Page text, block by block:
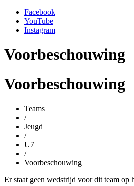
Facebook
YouTube
Instagram
Voorbeschouwing
Voorbeschouwing
Teams
/
Jeugd
/
U7
/
Voorbeschouwing
Er staat geen wedstrijd voor dit team op